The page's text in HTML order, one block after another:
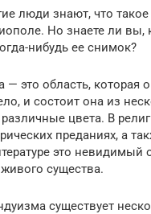
люди знают, что такое
Но знаете ли вы,
нибудь ее снимок?
— это область, которая
и состоит она из
цвета. В
преданиях, а
это невидимый
существа.
существует